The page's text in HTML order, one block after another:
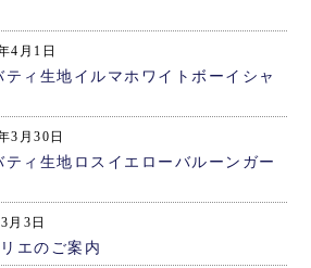
4月1日
ィ生地イルマホワイトボーイシャ
3月30日
ィ生地ロスイエローバルーンガー
月3日
エのご案内